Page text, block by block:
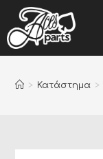
> Κατάστημα >